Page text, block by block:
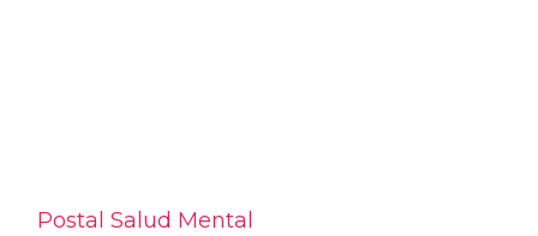
Postal Salud Mental